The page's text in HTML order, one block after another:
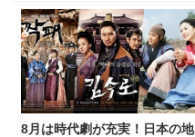
8月は時代劇が充実！日本の地